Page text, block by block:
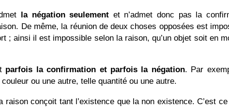
la négation seulement et n’admet donc pas la
De même, la réunion de deux choses opposées est
; ainsi il est impossible selon la raison, qu’un objet soit en
parfois la confirmation et parfois la négation. Par
ou une autre, telle quantité ou une autre.
conçoit tant l’existence que la non existence. C’est ce